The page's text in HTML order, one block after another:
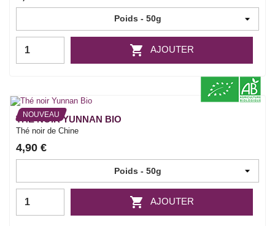
 AJOUTER
NOUVEAU
THÉ NOIR YUNNAN BIO
Thé noir de Chine
4,90 €
 AJOUTER